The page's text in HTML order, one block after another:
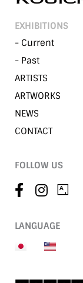
EXHIBITIONS
- Current
- Past
ARTISTS
ARTWORKS
NEWS
CONTACT
FOLLOW US
LANGUAGE